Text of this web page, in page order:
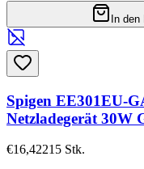
In den
Spigen EE301EU-
Netzladegerät 30W
€16,42215 Stk.